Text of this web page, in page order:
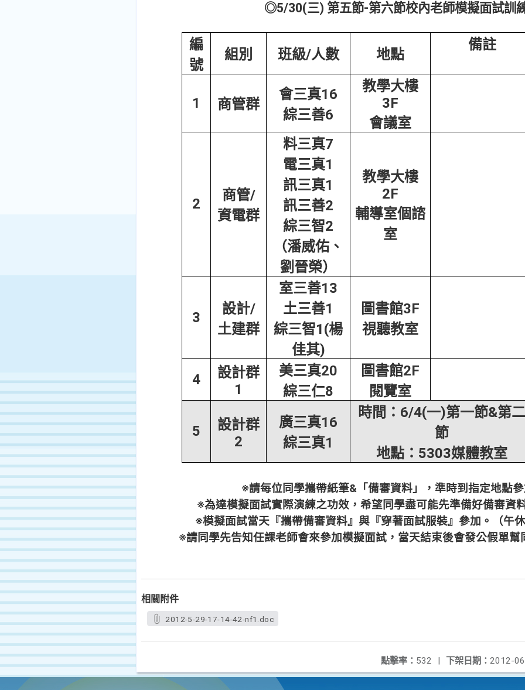
◎5/30(三) 第五節-第六節校內老師模擬面試訓
編
號
組別 班級/人數 地點
備註
1 商管群
會三真16
綜三善6
教學大樓
3F
會議室
2
商管/
資電群
料三真7
電三真1
訊三真1
訊三善2
綜三智2
（潘威佑、
劉晉榮）
教學大樓
2F
輔導室個諮
室
3
設計/
土建群
室三善13
土三善1
綜三智1(楊
佳其)
圖書館3F
視聽教室
4
設計群
1
美三真20
綜三仁8
圖書館2F
閱覽室
5
設計群
2
廣三真16
綜三真1
時間：6/4(一)第一節&第
節
地點：5303媒體教室
※請每位同學攜帶紙筆&「備審資料」，準時到指定地點
※為達模擬面試實際演練之功效，希望同學盡可能先準備好備審資
※模擬面試當天『攜帶備審資料』與『穿著面試服裝』參加。（午
※請同學先告知任課老師會來參加模擬面試，當天結束後會發公假單幫
相關附件
2012-5-29-17-14-42-nf1.doc
下架日期： 2012-
點擊率： 532 |